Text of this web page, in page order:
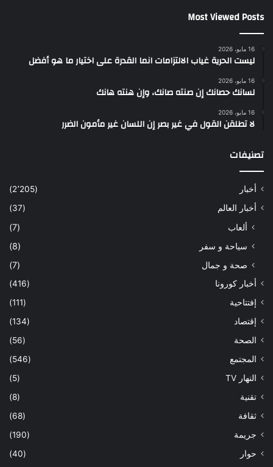
Most Viewed Posts
16 مايو، 2026
ليست الحرية غياب الالتزامات انما القدرة على اختيار ما هو أفضل
16 مايو، 2026
لسانك حصانك إن صنته صانك، وإن هنته هانك
16 مايو، 2026
لا تطلقن القول في غير بصر إن اللسان غير مأمون الضرر
تصنيفات
أخبار
(2٬205)
أخبار العالم
(37)
ألعاب
(7)
سياحة و سفر
(8)
صحة و جمال
(7)
أخبار كورونا
(416)
إفتتاحية
(111)
إقتصاد
(134)
الصحة
(56)
المجتمع
(546)
النهار TV
(5)
تقنية
(8)
ثقافة
(68)
جريمة
(190)
حوار
(40)